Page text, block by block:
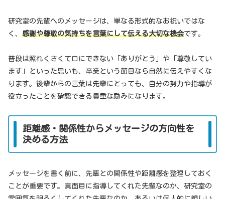
研究室の先輩へのメッセージは、単なる形式的なお祝いではな
く、 感謝や尊敬の気持ちを言葉にして伝える大切な機会です。
普段は照れくさくて口にできない「ありがとう」や「尊敬してい
ます」といった思いも、卒業という節目なら自然に伝えやすくな
ります。後輩からの言葉は先輩にとっても、自分の努力や指導が
役立ったことを確認できる貴重な励みになります。
距離感・関係性からメッセージの方向性を
決める方法
メッセージを書く前に、先輩との関係性や距離感を整理しておく
ことが重要です。真面目に指導してくれた先輩なのか、研究室の